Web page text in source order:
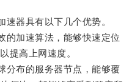
器具有以下几个优势。
加速算法，能够快速定位
提高上网速度。
布的服务器节点，能够覆